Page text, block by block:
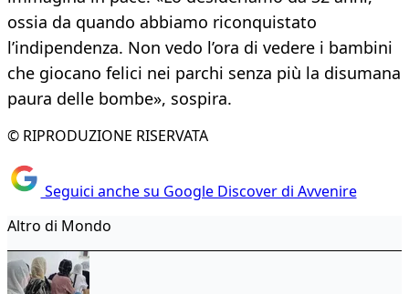
ossia da quando abbiamo riconquistato
l’indipendenza. Non vedo l’ora di vedere i bambini
che giocano felici nei parchi senza più la disumana
paura delle bombe», sospira.
© RIPRODUZIONE RISERVATA
Seguici anche su Google Discover di Avvenire
Altro di Mondo